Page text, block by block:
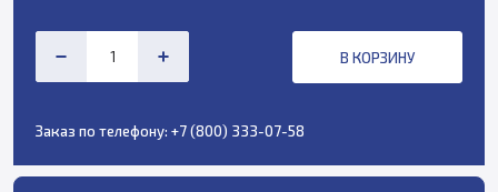
В КОРЗИНУ
Заказ по телефону: +7 (800) 333-07-58